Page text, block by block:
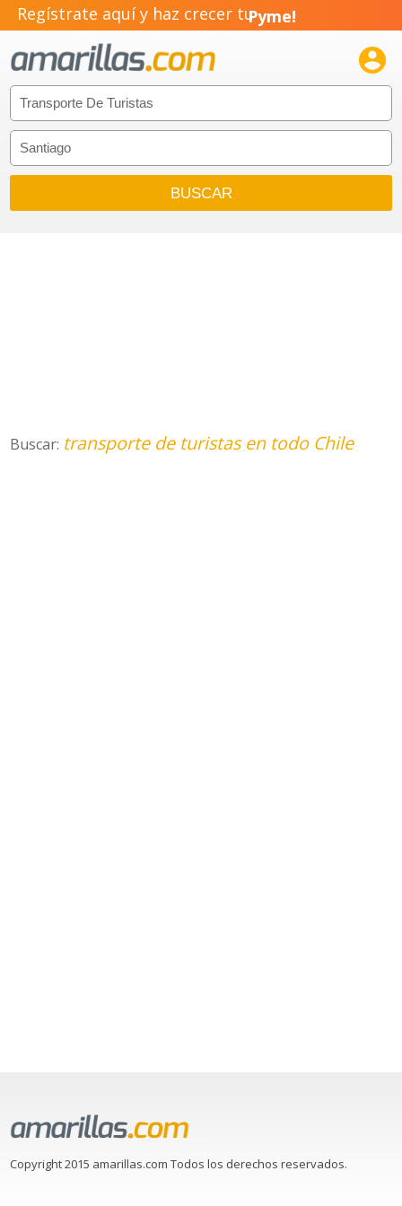
Regístrate aquí y haz crecer tuPyme!
Emprendimiento!

Buscar: transporte de turistas en todo Chile
Copyright 2015 amarillas.com Todos los derechos reservados.